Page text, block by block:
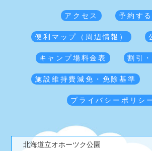
アクセス 予約する
便利マップ（周辺情報）
キャンプ場料金表 割引
施設維持費減免・免除基準
プライバシーポリシ
北海道立オホーツク公園